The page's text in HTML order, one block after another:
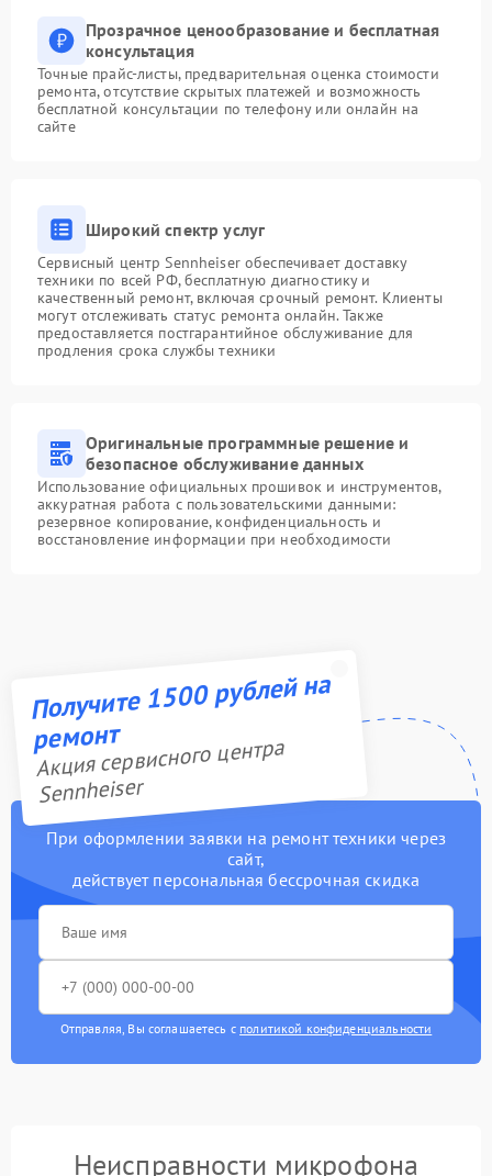
Прозрачное ценообразование и бесплатная
консультация
Точные прайс-листы, предварительная оценка стоимости
ремонта, отсутствие скрытых платежей и возможность
бесплатной консультации по телефону или онлайн на
сайте
Широкий спектр услуг
Сервисный центр Sennheiser обеспечивает доставку
техники по всей РФ, бесплатную диагностику и
качественный ремонт, включая срочный ремонт. Клиенты
могут отслеживать статус ремонта онлайн. Также
предоставляется постгарантийное обслуживание для
продления срока службы техники
Оригинальные программные решение и
безопасное обслуживание данных
Использование официальных прошивок и инструментов,
аккуратная работа с пользовательскими данными:
резервное копирование, конфиденциальность и
восстановление информации при необходимости
Получите 1500 рублей на
ремонт
Акция сервисного центра
Sennheiser
При оформлении заявки на ремонт техники через
сайт,
действует персональная бессрочная скидка
Отправляя, Вы соглашаетесь с политикой конфиденциальности
Неисправности микрофона